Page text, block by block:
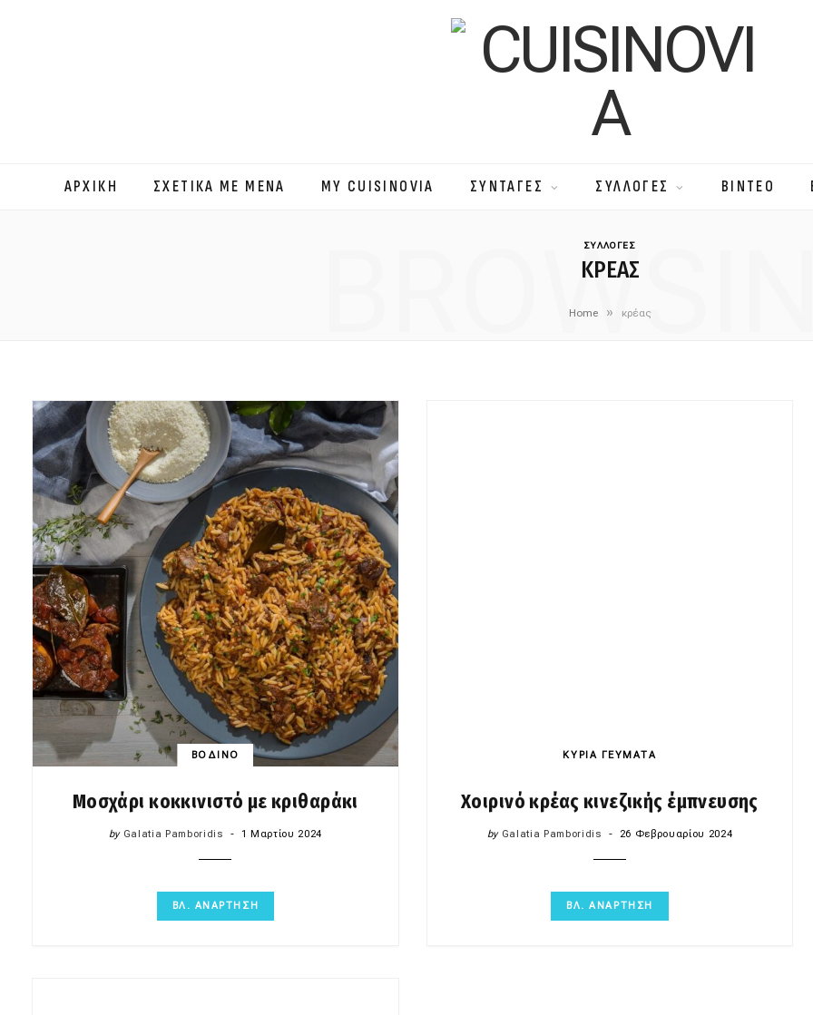
ΑΡΧΙΚΗ ΣΧΕΤΙΚΑ ΜΕ ΜΕΝΑ MY CUISINOVIA ΣΥΝΤΑΓΕΣ ΣΥΛΛΟΓΕΣ ΒΙΝΤΕΟ
ΣΥΛΛΟΓΕΣ
ΚΡΈΑΣ
Home » κρέας
ΒΟΔΙΝΟ
Μοσχάρι κοκκινιστό με κριθαράκι
by Galatia Pamboridis 1 Μαρτίου 2024
ΒΛ. ΑΝΑΡΤΗΣΗ
ΚΥΡΙΑ ΓΕΥΜΑΤΑ
Χοιρινό κρέας κινεζικής έμπνευσης
by Galatia Pamboridis 26 Φεβρουαρίου 2024
ΒΛ. ΑΝΑΡΤΗΣΗ